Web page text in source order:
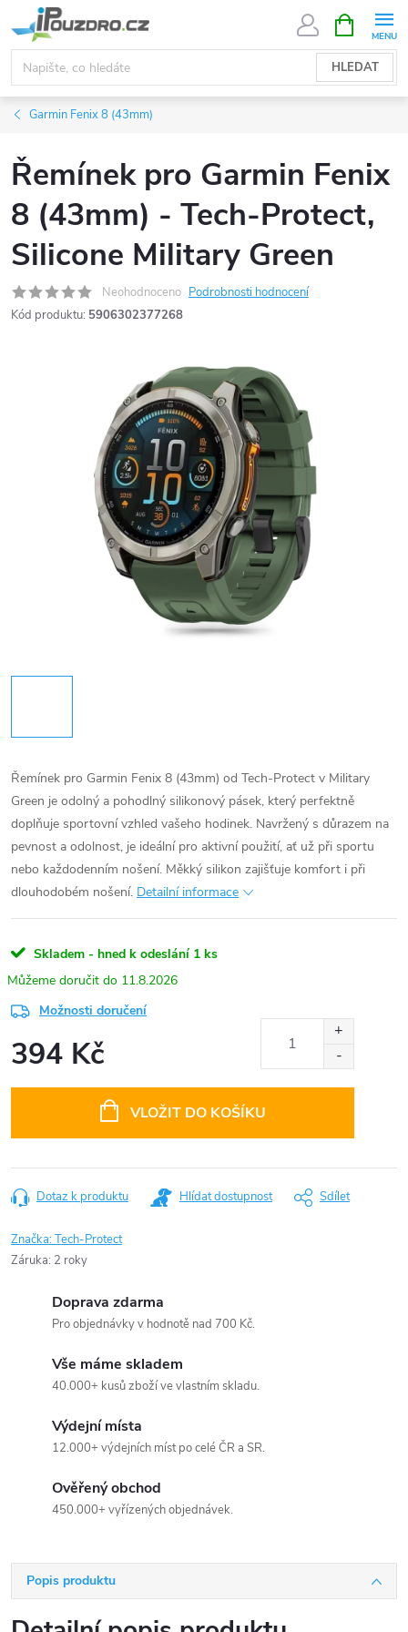
na
obsah
HLEDAT
NÁKUPNÍ
KOŠÍK
Garmin Fenix 8 (43mm)
Řemínek pro Garmin Fenix
8 (43mm) - Tech-Protect,
Silicone Military Green
Neohodnoceno Podrobnosti hodnocení
Kód produktu: 5906302377268
Řemínek pro Garmin Fenix 8 (43mm) od Tech-Protect v Military
Green je odolný a pohodlný silikonový pásek, který perfektně
doplňuje sportovní vzhled vašeho hodinek. Navržený s důrazem na
pevnost a odolnost, je ideální pro aktivní použití, ať už při sportu
nebo každodenním nošení. Měkký silikon zajišťuje komfort i při
dlouhodobém nošení. Detailní informace
Skladem - hned k odeslání 1 ks
11.8.2026
Možnosti doručení
394 Kč
VLOŽIT DO KOŠÍKU
Dotaz k produktu Hlídat dostupnost Sdílet
Značka:Tech-Protect
Záruka: 2 roky
Doprava zdarma
Pro objednávky v hodnotě nad 700 Kč.
Vše máme skladem
40.000+ kusů zboží ve vlastním skladu.
Výdejní místa
12.000+ výdejních míst po celé ČR a SR.
Ověřený obchod
450.000+ vyřízených objednávek.
Popis produktu